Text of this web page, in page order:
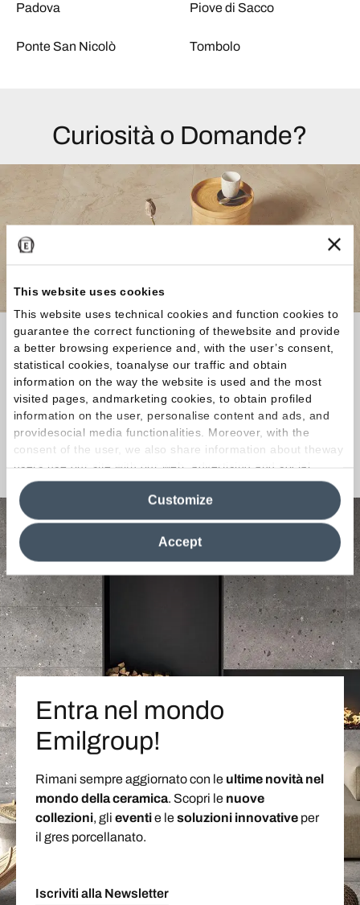
This website uses cookies
This website uses technical cookies and function cookies to
guarantee the correct functioning of thewebsite and provide
a better browsing experience and, with the user’s consent,
statistical cookies, toanalyse our traffic and obtain
information on the way the website is used and the most
visited pages, andmarketing cookies, to obtain profiled
information on the user, personalise content and ads, and
providesocial media functionalities. Moreover, with the
consent of the user, we also share information about theway
users use our site with our web, advertising and social
media analytics partners, who may combine itwith other
information in their possession. By closing this banner,
clicking on "Reject", it will be possible tocontinue browsing
the site after installing only technical cookies. For more
information see the
Cookie Policy
Accept
Customize
Padova Piove di Sacco
Ponte San Nicolò Tombolo
Curiosità o Domande?
Se sei alla ricerca del rivestimento ideale per la tua
casa o la tua attività oppure hai delle curiosità sulle
nostre collezioni, contattarci! Insieme troveremo
la soluzione su misura per te!
Contattaci
Entra nel mondo
Emilgroup!
Rimani sempre aggiornato con le ultime novità nel
mondo della ceramica. Scopri le nuove
collezioni, gli eventie lesoluzioni innovative per
il gres porcellanato.
Iscriviti alla Newsletter